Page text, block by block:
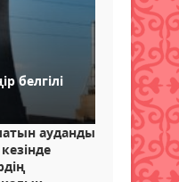
белгілі
ауданды